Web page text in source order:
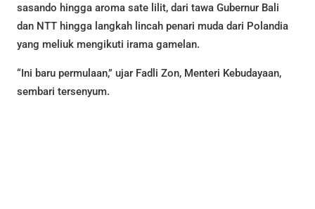
sasando hingga aroma sate lilit, dari tawa Gubernur Bali
dan NTT hingga langkah lincah penari muda dari Polandia
yang meliuk mengikuti irama gamelan.
“Ini baru permulaan,” ujar Fadli Zon, Menteri Kebudayaan,
sembari tersenyum.